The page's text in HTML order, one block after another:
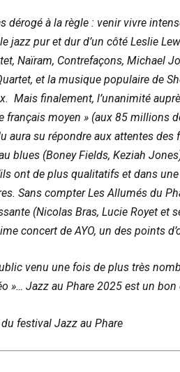
dérogé à la règle : venir vivre
jazz pur et dur d’un côté Leslie
Naïram, Contrefaçons, Michael
et la musique populaire de
Mais finalement, l’unanimité
français moyen » (aux 85 millions
aura su répondre aux attentes
blues (Boney Fields, Keziah
ont de plus qualitatifs et dans
Sans compter Les Allumés du
(Nicolas Bras, Lucie Royet et
concert de AYO, un des points
venu une fois de plus très
»… Jazz au Phare 2025 est un bon
festival Jazz au Phare